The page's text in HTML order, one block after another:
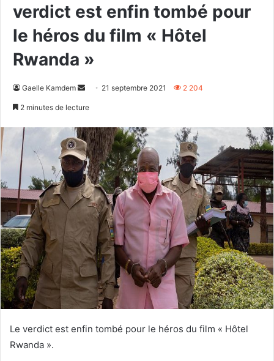
verdict est enfin tombé pour
le héros du film « Hôtel
Rwanda »
Gaelle Kamdem
Envoyer21 septembre 2021 2 204
2 minutes de lecture
Le verdict est enfin tombé pour le héros du film « Hôtel
Rwanda ».